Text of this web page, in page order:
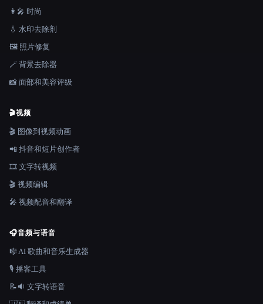
👩‍🎤 时尚
💧 水印去除剂
🖼️ 照片修复
🪄 背景去除器
📸 面部和美容评级
🎬视频
🎬 图像到视频动画
📲 抖音和短片创作者
🎞️ 文字转视频
🎬 视频编辑
🎤 视频配音和翻译
🎧音频与语音
🎼 AI 歌曲和音乐生成器
🎙️ 播客工具
📝🔉 文字转语音